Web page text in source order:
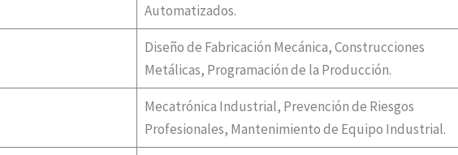
Automatizados.
Diseño de Fabricación Mecánica, Construcciones
Metálicas, Programación de la Producción.
Mecatrónica Industrial, Prevención de Riesgos
Profesionales, Mantenimiento de Equipo Industrial.